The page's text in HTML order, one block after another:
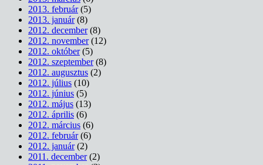
2013. február(5)
2013. január(8)
2012. december(8)
2012. november(12)
2012. október(5)
2012. szeptember(8)
2012. augusztus (2)
2012. július (10)
2012. június (5)
2012. május (13)
2012. április (6)
2012. március (6)
2012. február(6)
2012. január(2)
2011. december(2)